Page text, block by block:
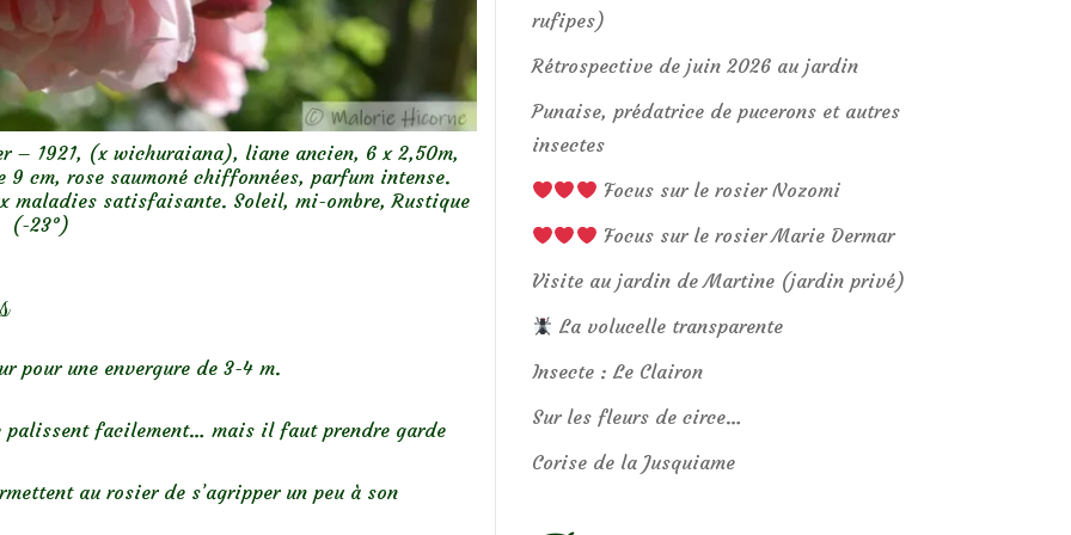
– 1921, (x wichuraiana), liane ancien, 6 x 2,50m,
cm, rose saumoné chiffonnées, parfum intense.
maladies satisfaisante. Soleil, mi-ombre, Rustique
(-23°)
pour une envergure de 3-4 m.
facilement… mais il faut prendre garde
au rosier de s’agripper un peu à son
rufipes)
Rétrospective de juin 2026 au jardin
Punaise, prédatrice de pucerons et autres
insectes
Focus sur le rosier Nozomi
Focus sur le rosier Marie Dermar
Visite au jardin de Martine (jardin privé)
La volucelle transparente
Insecte : Le Clairon
Sur les fleurs de circe…
Corise de la Jusquiame